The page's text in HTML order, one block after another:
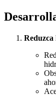
Reduzca